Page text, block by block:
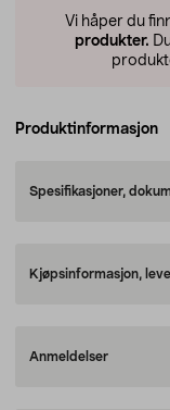
Vi håper du
produkter.
Produktinformasjon
Spesifikasjoner,
Kjøpsinformasjon,
Anmeldelser